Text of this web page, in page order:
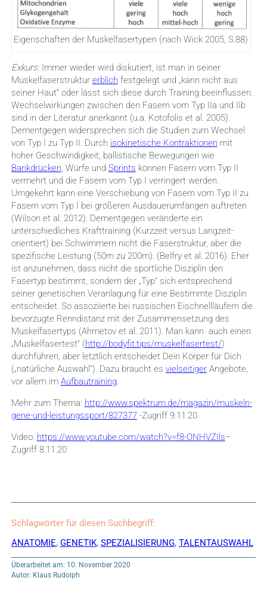
Eigenschaften der Muskelfasertypen (nach Wick 2005, S.88)
Exkurs: Immer wieder wird diskutiert, ist man in seiner
Muskelfaserstruktur erblich festgelegt und „kann nicht aus
seiner Haut“ oder lässt sich diese durch Training beeinflussen.
Wechselwirkungen zwischen den Fasern vom Typ IIa und IIb
sind in der Literatur anerkannt (u.a. Kotofolis et al. 2005).
Dementgegen widersprechen sich die Studien zum Wechsel
von Typ I zu Typ II. Durch isokinetische Kontraktionen mit
hoher Geschwindigkeit, ballistische Bewegungen wie
Bankdrücken, Würfe und Sprints können Fasern vom Typ II
vermehrt und die Fasern vom Typ I verringert werden.
Umgekehrt kann eine Verschiebung von Fasern vom Typ II zu
Fasern vom Typ I bei größeren Ausdauerumfängen auftreten
(Wilson et al. 2012). Dementgegen veränderte ein
unterschiedliches Krafttraining (Kurzzeit versus Langzeit-
orientiert) bei Schwimmern nicht die Faserstruktur, aber die
spezifische Leistung (50m zu 200m). (Belfry et al. 2016). Eher
ist anzunehmen, dass nicht die sportliche Disziplin den
Fasertyp bestimmt, sondern der „Typ“ sich entsprechend
seiner genetischen Veranlagung für eine Bestimmte Disziplin
entscheidet. So assoziierte bei russischen Eischnellläufern die
bevorzugte Renndistanz mit der Zusammensetzung des
Muskelfasertyps (Ahmetov et al. 2011). Man kann auch einen
„Muskelfasertest“ (http://bodyfit.tips/muskelfasertest/)
durchführen, aber letztlich entscheidet Dein Körper für Dich
(„natürliche Auswahl“). Dazu braucht es vielseitigerAngebote,
vor allem im Aufbautraining.
Mehr zum Thema: http://www.spektrum.de/magazin/muskeln-
gene-und-leistungssport/827377-Zugriff 9.11.20
Video: https://www.youtube.com/watch?v=f8-ONHVZIls–
Zugriff 8.11.20
Schlagwörter für diesen Suchbegriff:
ANATOMIE, GENETIK, SPEZIALISIERUNG, TALENTAUSWAHL
Überarbeitet am: 10. November 2020
Autor: Klaus Rudolph